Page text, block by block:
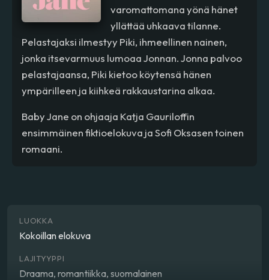
varomattomana yönä hänet
yllättää uhkaava tilanne.
Pelastajaksi ilmestyy Piki, ihmeellinen nainen,
jonka itsevarmuus lumoaa Jonnan. Jonna palvoo
pelastajaansa, Piki kietoo köytensä hänen
ympärilleen ja kiihkeä rakkaustarina alkaa.
Baby Jane on ohjaaja Katja Gauriloffin
ensimmäinen fiktioelokuva ja Sofi Oksasen toinen
romaani.
LUOKKA
Kokoillan elokuva
LAJITYYPPI
Draama, romantiikka, suomalainen